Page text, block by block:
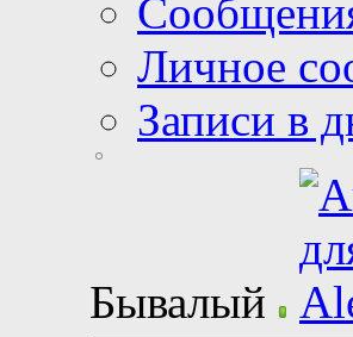
Личное
Записи в
Бывалый